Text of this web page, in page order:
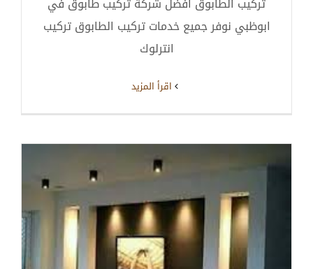
ابوظبي نوفر جميع خدمات تركيب الطابوق تركيب
انترلوك